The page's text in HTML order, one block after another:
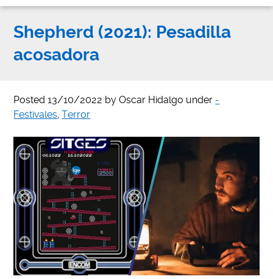
Shepherd (2021): Pesadilla
acosadora
Posted13/10/2022 byOscar Hidalgo under -
Festivales,Terror